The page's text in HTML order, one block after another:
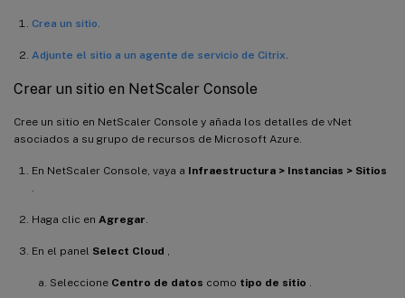
Crea un sitio
Adjunte el sitio a un agente de servicio de Citrix
Crear un sitio en NetScaler Console
Cree un sitio en NetScaler Console y añada los detalles de vNet
asociados a su grupo de recursos de Microsoft Azure.
En NetScaler Console, vaya a Infraestructura > Instancias > Sitios
Haga clic en Agregar
En el panel Select Cloud
Seleccione Centro de datos como tipo de sitio